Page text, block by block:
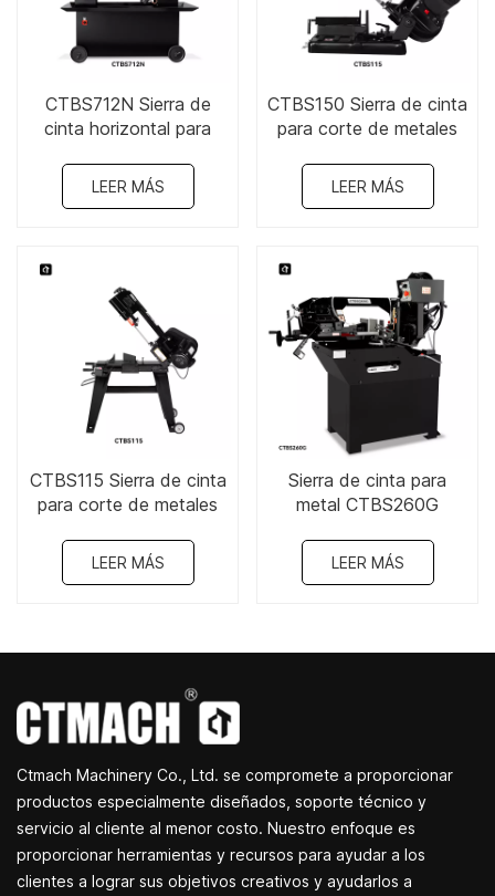
CTBS712N Sierra de
cinta horizontal para
12" 750w 380v
LEER MÁS
CTBS150 Sierra de cinta
para corte de metales
LEER MÁS
CTBS115 Sierra de cinta
para corte de metales
LEER MÁS
Sierra de cinta para
metal CTBS260G
LEER MÁS
Ctmach Machinery Co., Ltd. se compromete a proporcionar
productos especialmente diseñados, soporte técnico y
servicio al cliente al menor costo. Nuestro enfoque es
proporcionar herramientas y recursos para ayudar a los
clientes a lograr sus objetivos creativos y ayudarlos a